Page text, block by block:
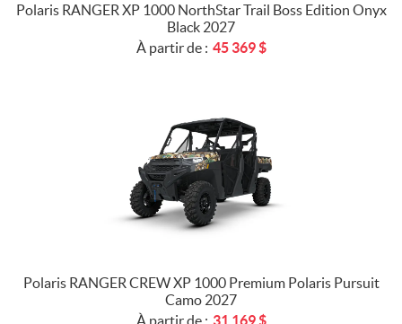
Polaris RANGER XP 1000 NorthStar Trail Boss Edition Onyx
Black 2027
À partir de : 45 369$
Polaris RANGER CREW XP 1000 Premium Polaris Pursuit
Camo 2027
À partir de : 31 169$